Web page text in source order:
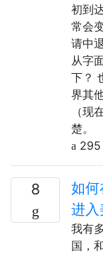
初到
常会
请中
从字
下？
界其
（现
楚。
295
8
如何
进入
我有
国，